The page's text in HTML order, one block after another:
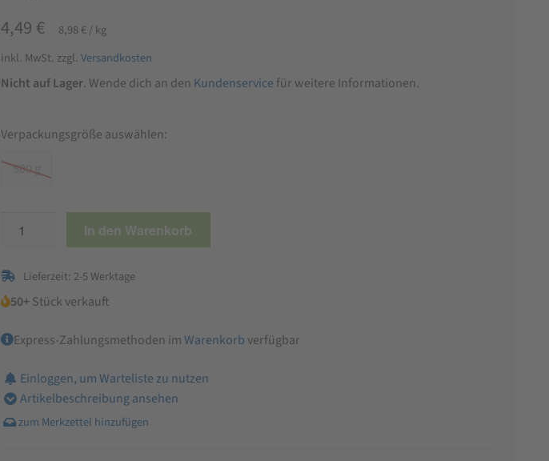
4,49 € 8,98 € /kg
inkl. MwSt. zzgl. Versandkosten
Nicht auf Lager. Wende dich an den Kundenservice für weitere Informationen.
Verpackungsgröße auswählen:
500 g
Mischung
In den Warenkorb
Lieferzeit: 2-5 Werktage
50+Stück verkauft
Express-Zahlungsmethoden imWarenkorb verfügbar
Einloggen, um Warteliste zu nutzen
Artikelbeschreibung ansehen